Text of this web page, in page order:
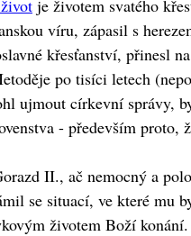
je životem svatého
víru, zápasil s
křesťanství, přinesl
po tisíci letech
ujmout církevní správy,
- především proto,
II., ač nemocný a
se situací, ve které mu
životem Boží konání.